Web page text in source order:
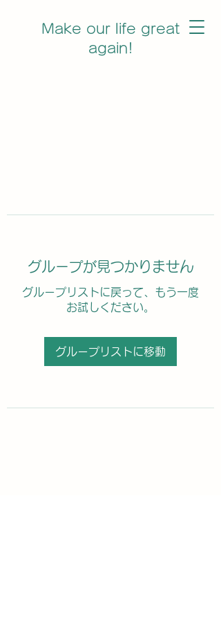
Make our life great
again!
グループが見つかりません
グループリストに戻って、もう一度
お試しください。
グループリストに移動